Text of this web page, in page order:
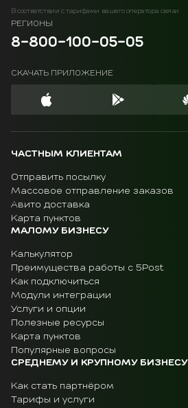
В соответствии с тарифами вашего оператора связи
РЕГИОНЫ
8-800-100-05-05
СКАЧАТЬ ПРИЛОЖЕНИЕ
ЧАСТНЫМ КЛИЕНТАМ
Отправить посылку
Массовое отправление заказов
Авито доставка
Карта пунктов
МАЛОМУ БИЗНЕСУ
Калькулятор
Преимущества работы с 5Post
Как подключиться
Модули интеграции
Услуги и опции
Полезные ресурсы
Карта пунктов
Популярные вопросы
СРЕДНЕМУ И КРУПНОМУ БИЗНЕСУ
Как стать партнёром
Тарифы и услуги